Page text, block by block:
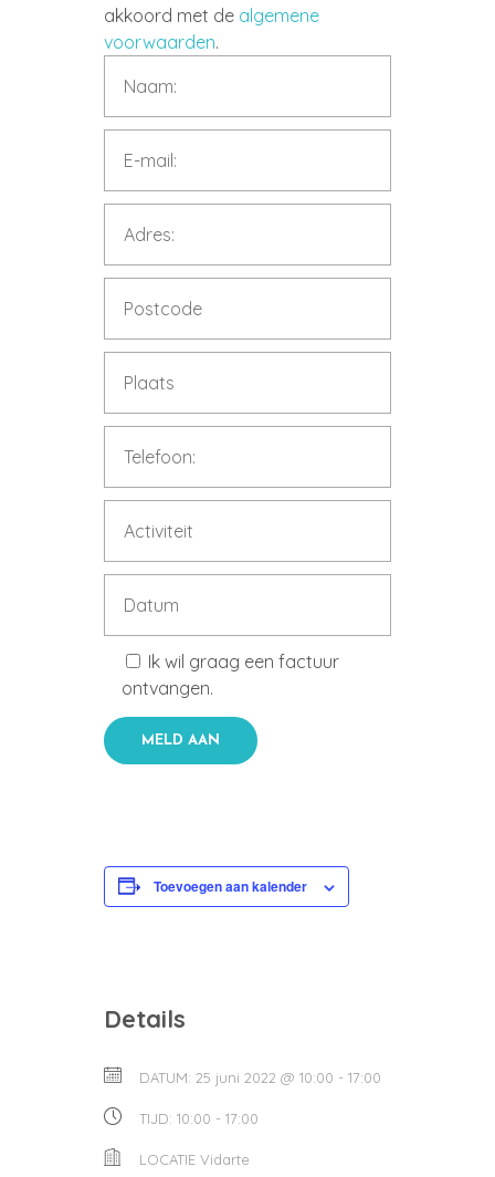
akkoord met de algemene
voorwaarden.
Ik wil graag een factuur
ontvangen.
Toevoegen aan kalender
Details
DATUM: 25 juni 2022 @ 10:00 - 17:00
TIJD: 10:00 - 17:00
LOCATIE Vidarte